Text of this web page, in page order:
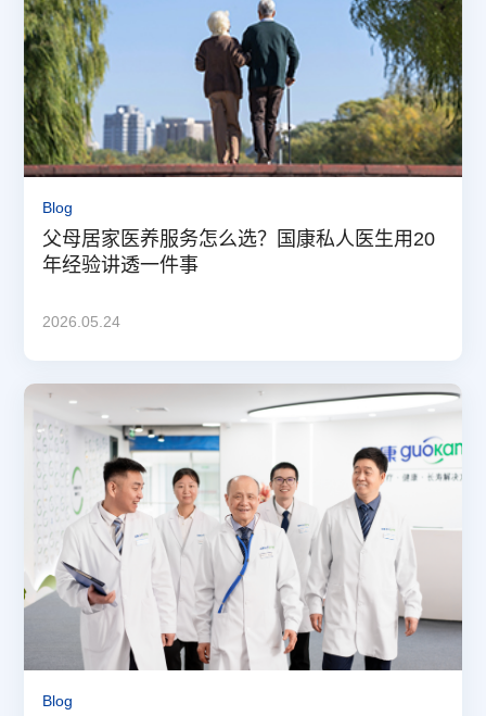
Blog
父母居家医养服务怎么选？国康私人医生用20
年经验讲透一件事
2026.05.24
Blog